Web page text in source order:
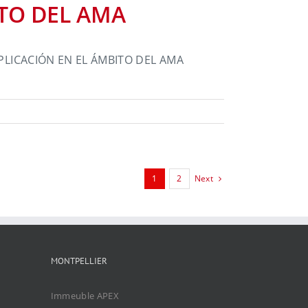
DEL AMA
EN EL ÁMBITO DEL AMA
1 2 Next
MONTPELLIER
Immeuble APEX